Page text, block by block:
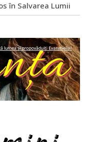
în Salvarea Lumii